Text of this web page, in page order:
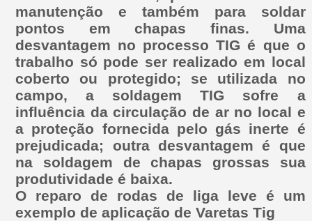
manutenção e também para soldar
pontos em chapas finas. Uma
desvantagem no processo TIG é que o
trabalho só pode ser realizado em local
coberto ou protegido; se utilizada no
campo, a soldagem TIG sofre a
influência da circulação de ar no local e
a proteção fornecida pelo gás inerte é
prejudicada; outra desvantagem é que
na soldagem de chapas grossas sua
produtividade é baixa.
O reparo de rodas de liga leve é um
exemplo de aplicação de Varetas Tig